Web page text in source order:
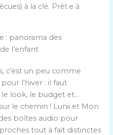
à la clé. Prêt·e à
: panorama des
l’enfant
c’est un peu comme
l’hiver : il faut
look, le budget et…
le chemin ! Lunii et Mon
boîtes audio pour
tout à fait distinctes